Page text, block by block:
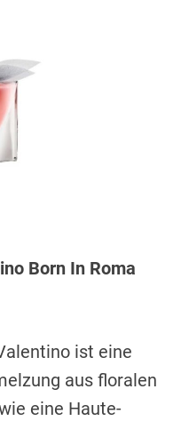
Born In Roma
ist eine
aus floralen
eine Haute-